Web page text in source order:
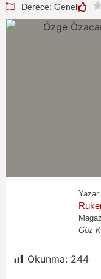
Derece: Genel
Yazar
Göz
Okunma: 244